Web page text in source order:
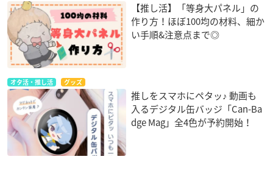
【推し活】「等身大パネル」の
作り方！ほぼ100均の材料、細か
い手順&注意点まで◎
オタ活・推し活 グッズ
推しをスマホにペタッ♪ 動画も
入るデジタル缶バッジ「Can-Ba
dge Mag」全4色が予約開始！